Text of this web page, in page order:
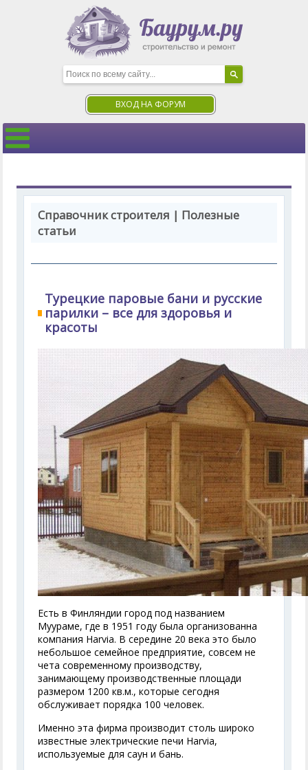
ВХОД НА ФОРУМ
Справочник строителя | Полезные
статьи
Турецкие паровые бани и русские
парилки – все для здоровья и
красоты
Есть в Финляндии город под названием
Муураме, где в 1951 году была организованна
компания Harvia. В середине 20 века это было
небольшое семейное предприятие, совсем не
чета современному производству,
занимающему производственные площади
размером 1200 кв.м., которые сегодня
обслуживает порядка 100 человек.
Именно эта фирма производит столь широко
известные электрические печи Harvia,
используемые для саун и бань.